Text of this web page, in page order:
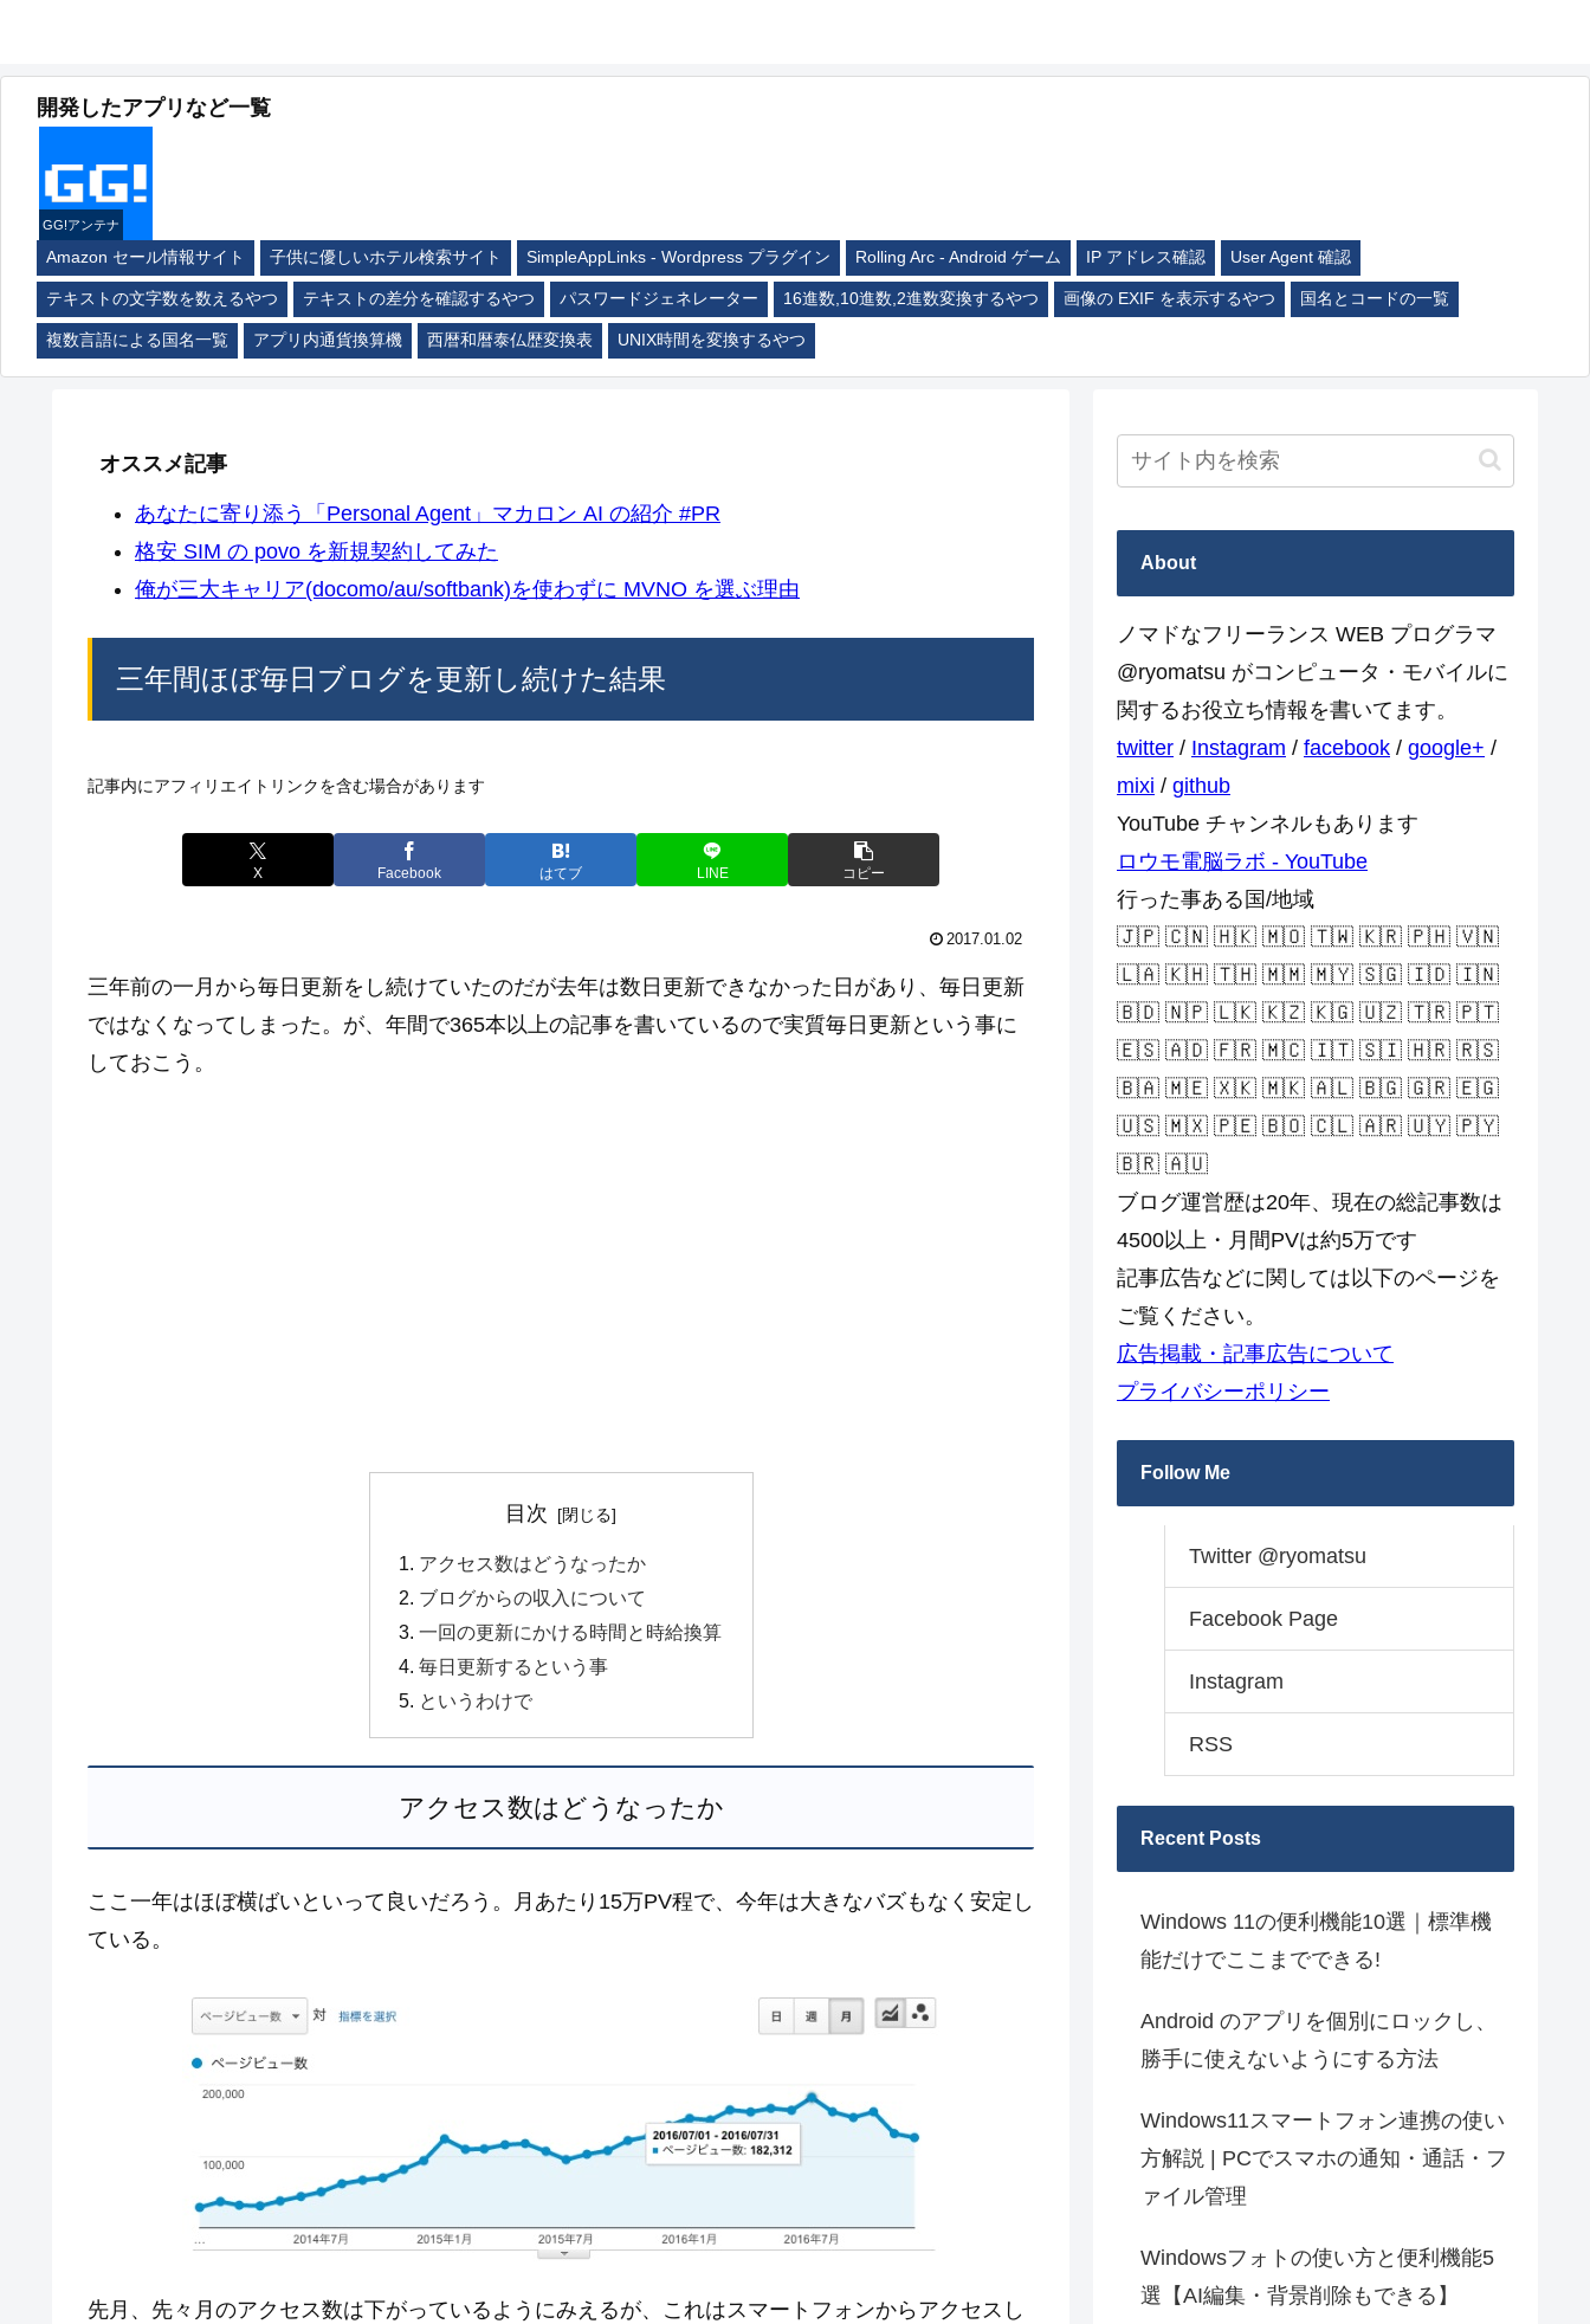
開発したアプリなど一覧
GG!アンテナ
Amazon セール情報サイト 子供に優しいホテル検索サイト SimpleAppLinks - Wordpress プラグイン Rolling Arc - Android ゲーム IP アドレス確認 User Agent 確認
テキストの文字数を数えるやつ テキストの差分を確認するやつ パスワードジェネレーター 16進数,10進数,2進数変換するやつ 画像の EXIF を表示するやつ 国名とコードの一覧
複数言語による国名一覧 アプリ内通貨換算機 西暦和暦泰仏歴変換表 UNIX時間を変換するやつ
オススメ記事
あなたに寄り添う「Personal Agent」マカロン AI の紹介 #PR
格安 SIM の povo を新規契約してみた
俺が三大キャリア(docomo/au/softbank)を使わずに MVNO を選ぶ理由
三年間ほぼ毎日ブログを更新し続けた結果
記事内にアフィリエイトリンクを含む場合があります
X Facebook はてブ LINE コピー
2017.01.02
三年前の一月から毎日更新をし続けていたのだが去年は数日更新できなかった日があり、毎日更新
ではなくなってしまった。が、年間で365本以上の記事を書いているので実質毎日更新という事に
しておこう。
目次
アクセス数はどうなったか
ブログからの収入について
一回の更新にかける時間と時給換算
毎日更新するという事
というわけで
アクセス数はどうなったか
ここ一年はほぼ横ばいといって良いだろう。月あたり15万PV程で、今年は大きなバズもなく安定し
ている。
先月、先々月のアクセス数は下がっているようにみえるが、これはスマートフォンからアクセスし
About
ノマドなフリーランス WEB プログラマ
@ryomatsu がコンピュータ・モバイルに
関するお役立ち情報を書いてます。
twitter / Instagram / facebook / google+ /
mixi / github
YouTube チャンネルもあります
ロウモ電脳ラボ - YouTube
行った事ある国/地域
🇯🇵 🇨🇳 🇭🇰 🇲🇴 🇹🇼 🇰🇷 🇵🇭 🇻🇳
🇱🇦 🇰🇭 🇹🇭 🇲🇲 🇲🇾 🇸🇬 🇮🇩 🇮🇳
🇧🇩 🇳🇵 🇱🇰 🇰🇿 🇰🇬 🇺🇿 🇹🇷 🇵🇹
🇪🇸 🇦🇩 🇫🇷 🇲🇨 🇮🇹 🇸🇮 🇭🇷 🇷🇸
🇧🇦 🇲🇪 🇽🇰 🇲🇰 🇦🇱 🇧🇬 🇬🇷 🇪🇬
🇺🇸 🇲🇽 🇵🇪 🇧🇴 🇨🇱 🇦🇷 🇺🇾 🇵🇾
🇧🇷 🇦🇺
ブログ運営歴は20年、現在の総記事数は
4500以上・月間PVは約5万です
記事広告などに関しては以下のページを
ご覧ください。
広告掲載・記事広告について
プライバシーポリシー
Follow Me
Twitter @ryomatsu
Facebook Page
Instagram
RSS
Recent Posts
Windows 11の便利機能10選｜標準機
能だけでここまでできる!
Android のアプリを個別にロックし、
勝手に使えないようにする方法
Windows11スマートフォン連携の使い
方解説 | PCでスマホの通知・通話・フ
ァイル管理
Windowsフォトの使い方と便利機能5
選【AI編集・背景削除もできる】